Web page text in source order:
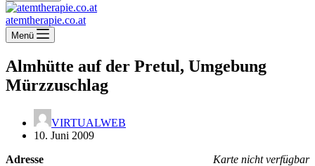
atemtherapie.co.at
Menü
Almhütte auf der Pretul, Umgebung
Mürzzuschlag
VIRTUALWEB
10. Juni 2009
Karte nicht verfügbar
Adresse